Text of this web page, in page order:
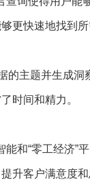
更快速地找到
的主题并生成
时间和精力。
和“零工经济”
升客户满意度和